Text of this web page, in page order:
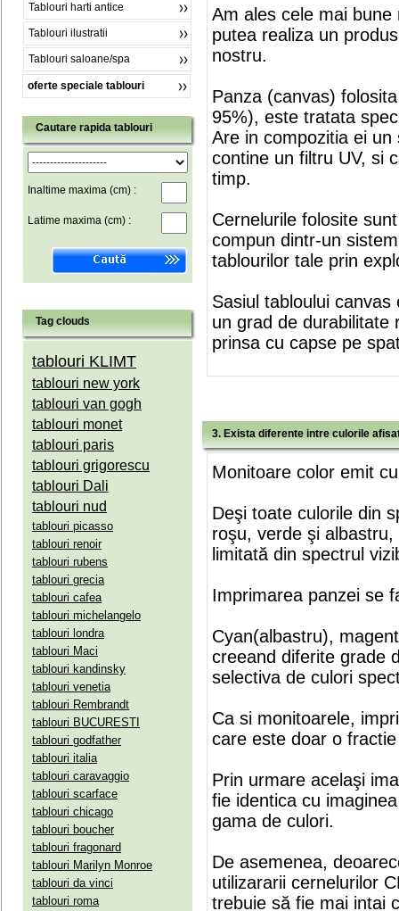
Tablouri harti antice
Tablouri ilustratii
Tablouri saloane/spa
oferte speciale tablouri
Cautare rapida tablouri
Inaltime maxima (cm) :
Latime maxima (cm) :
Tag clouds
tablouri KLIMT
tablouri new york
tablouri van gogh
tablouri monet
tablouri paris
tablouri grigorescu
tablouri Dali
tablouri nud
tablouri picasso
tablouri renoir
tablouri rubens
tablouri grecia
tablouri cafea
tablouri michelangelo
tablouri londra
tablouri Maci
tablouri kandinsky
tablouri venetia
tablouri Rembrandt
tablouri BUCURESTI
tablouri godfather
tablouri italia
tablouri caravaggio
tablouri scarface
tablouri chicago
tablouri boucher
tablouri fragonard
tablouri Marilyn Monroe
tablouri da vinci
tablouri roma
Am ales cele mai
putea realiza un
nostru.
Panza (canvas)
95%), este tratata
Are in compozitia ei
contine un filtru UV, si
timp.
Cernelurile folosite
compun dintr-un
tablourilor tale prin
Sasiul tabloului
un grad de durabilitate
prinsa cu capse pe
3. Exista diferente intre culorile
Monitoare color emit
Deşi toate culorile din
roşu, verde şi
limitată din spectrul
Imprimarea panzei se
Cyan(albastru),
creeand diferite grade
selectiva de culori
Ca si monitoarele,
care este doar o
Prin urmare acelaşi
fie identica cu
gama de culori.
De asemenea,
utilizararii cernelurilor
trebuie să fie mai intai